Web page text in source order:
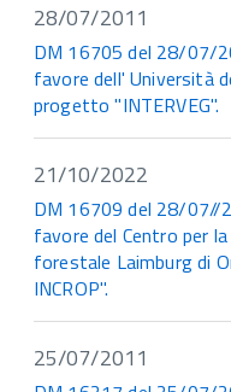
28/07/2011
DM 16705 del 28/07/
favore dell' Università
progetto "INTERVEG".
21/10/2022
DM 16709 del 28/07//
favore del Centro per
forestale Laimburg di
INCROP".
25/07/2011